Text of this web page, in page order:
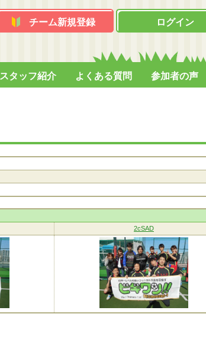
チーム新規登録 ログイン
スタッフ紹介 よくある質問 参加者の声
2cSAD